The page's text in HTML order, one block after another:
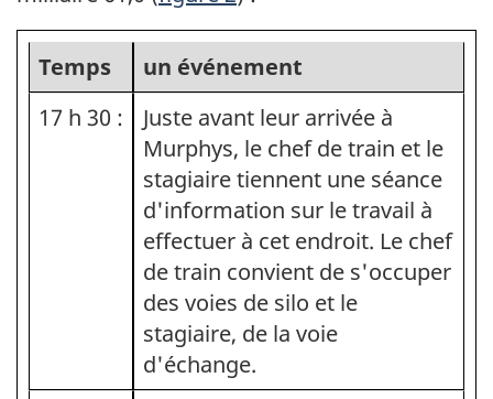
Temps
un événement
17 h 30 :
Juste avant leur arrivée à
Murphys, le chef de train et le
stagiaire tiennent une séance
d'information sur le travail à
effectuer à cet endroit. Le chef
de train convient de s'occuper
des voies de silo et le
stagiaire, de la voie
d'échange.